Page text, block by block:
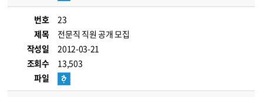
번호
23
제목
전문직 직원 공개 모집
작성일
2012-03-21
조회수
13,503
파일